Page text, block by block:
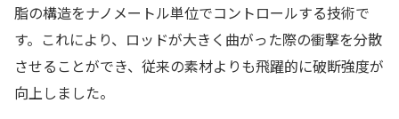
脂の構造をナノメートル単位でコントロールする技術で
す。これにより、ロッドが大きく曲がった際の衝撃を分散
させることができ、従来の素材よりも飛躍的に破断強度が
向上しました。